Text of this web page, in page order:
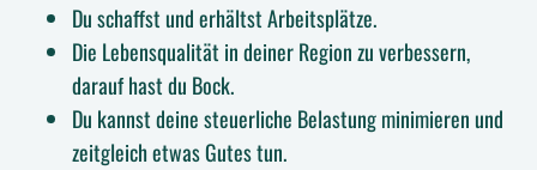
Du schaffst und erhältst Arbeitsplätze.
Die Lebensqualität in deiner Region zu verbessern,
darauf hast du Bock.
Du kannst deine steuerliche Belastung minimieren und
zeitgleich etwas Gutes tun.